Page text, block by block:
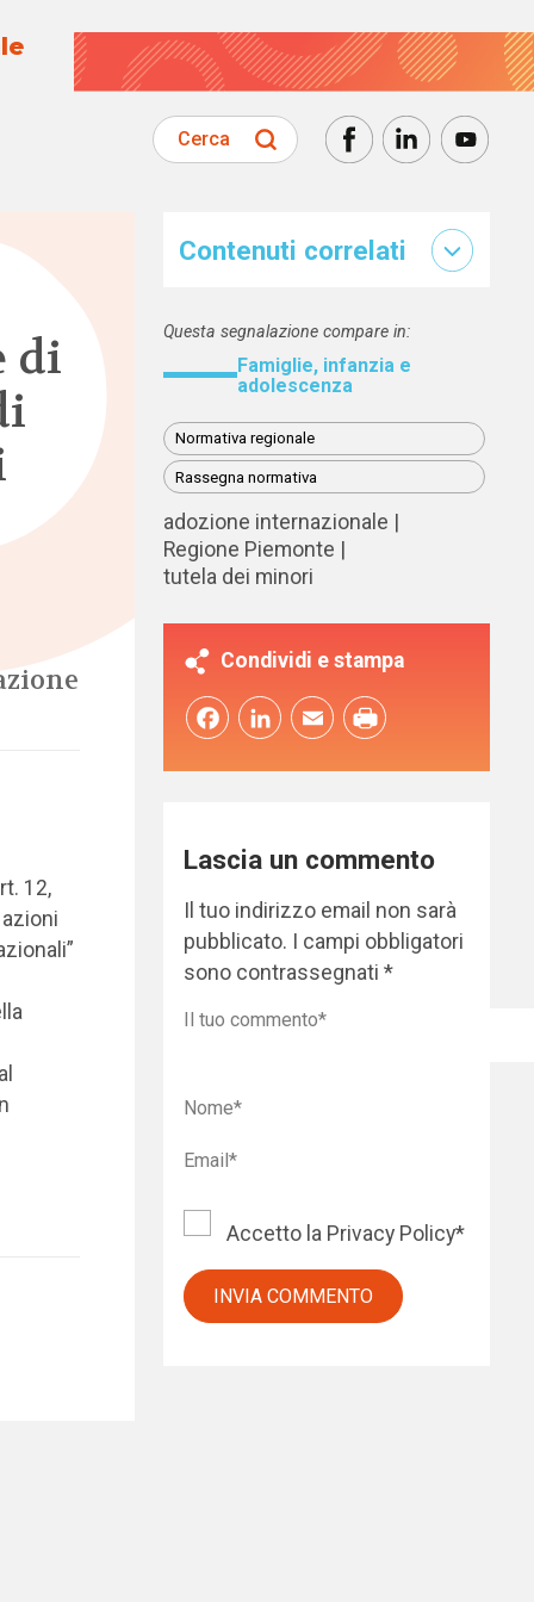
Cerca
di
12,
Contenuti correlati
Questa segnalazione compare in:
Famiglie, infanzia e
adolescenza
Normativa regionale
Rassegna normativa
adozione internazionale
Regione Piemonte
tutela dei minori
Condividi e stampa
FacebookLinkedInEmail
Lascia un commento
Il tuo indirizzo email non sarà
pubblicato. I campi obbligatori
sono contrassegnati*
Accetto la Privacy Policy*